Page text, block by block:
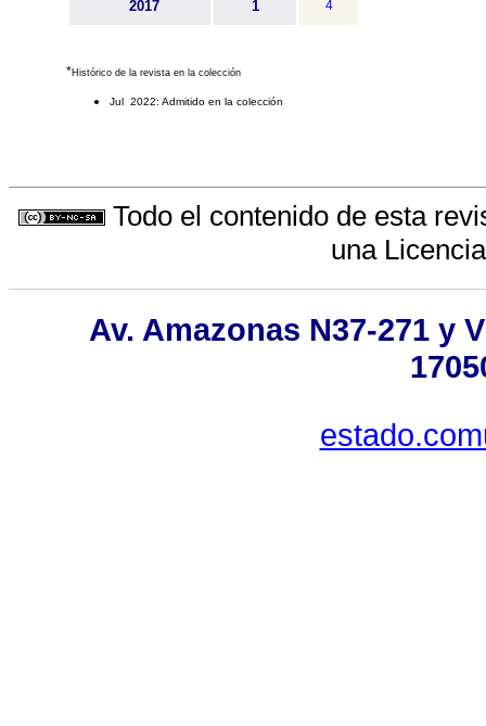
2017 1 4
*Histórico de la revista en la colección
Jul 2022: Admitido en la colección
Todo el contenido de esta
una
Av. Amazonas N37-271 y